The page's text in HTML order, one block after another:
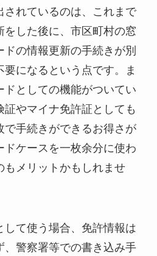
されているのは、これまで
をした後に、市区町村の窓
の情報更新の手続きが別
になるという点です。ま
ドとしての機能がついてい
証やマイナ免許証としても
で手続きができるお得さが
ドケースを一枚余分に使わ
もメリットかもしれませ
して使う場合、免許情報は
、警察署等での書き込み手